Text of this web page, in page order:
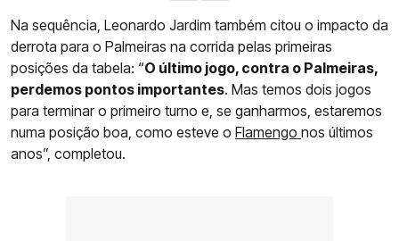
Na sequência, Leonardo Jardim também citou o impacto da
derrota para o Palmeiras na corrida pelas primeiras
posições da tabela: “O último jogo, contra o Palmeiras,
perdemos pontos importantes. Mas temos dois jogos
para terminar o primeiro turno e, se ganharmos, estaremos
numa posição boa, como esteve o Flamengo nos últimos
anos”, completou.